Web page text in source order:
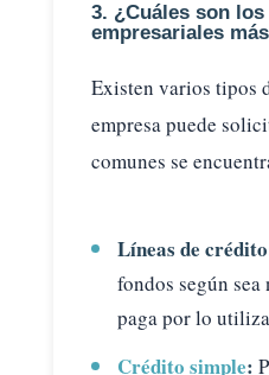
3. ¿Cuáles son
empresariales
Existen varios tipos
empresa puede
comunes se
Líneas de
fondos según
paga por lo
Crédito simple: